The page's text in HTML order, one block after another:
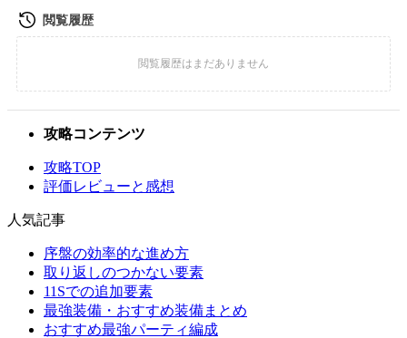
攻略コンテンツ
攻略TOP
評価レビューと感想
人気記事
序盤の効率的な進め方
取り返しのつかない要素
11Sでの追加要素
最強装備・おすすめ装備まとめ
おすすめ最強パーティ編成